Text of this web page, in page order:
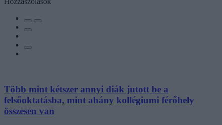
Több mint kétszer annyi diák jutott be a
felsőoktatásba, mint ahány kollégiumi férőhely
összesen van